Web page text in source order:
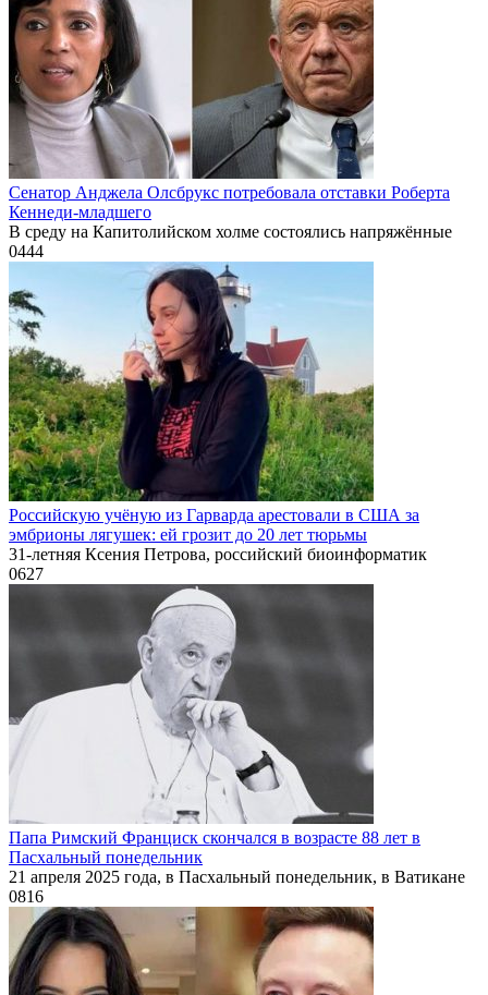
Сенатор Анджела Олсбрукс потребовала отставки Роберта
Кеннеди-младшего
В среду на Капитолийском холме состоялись напряжённые
0444
Российскую учёную из Гарварда арестовали в США за
эмбрионы лягушек: ей грозит до 20 лет тюрьмы
31-летняя Ксения Петрова, российский биоинформатик
0627
Папа Римский Франциск скончался в возрасте 88 лет в
Пасхальный понедельник
21 апреля 2025 года, в Пасхальный понедельник, в Ватикане
0816